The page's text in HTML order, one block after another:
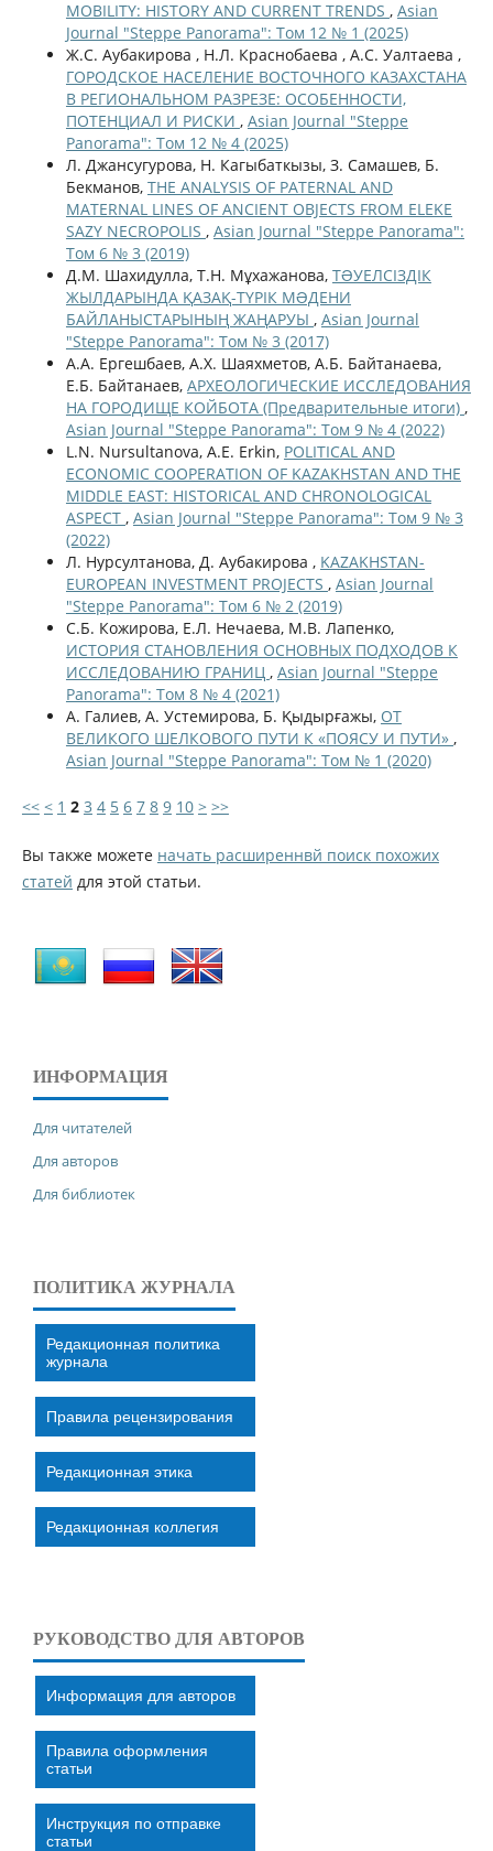
MOBILITY: HISTORY AND CURRENT TRENDS , Asian
Journal "Steppe Panorama": Том 12 № 1 (2025)
Ж.С. Аубакирова , Н.Л. Краснобаева , А.С. Уалтаева ,
ГОРОДСКОЕ НАСЕЛЕНИЕ ВОСТОЧНОГО КАЗАХСТАНА
В РЕГИОНАЛЬНОМ РАЗРЕЗЕ: ОСОБЕННОСТИ,
ПОТЕНЦИАЛ И РИСКИ , Asian Journal "Steppe
Panorama": Том 12 № 4 (2025)
Л. Джансугурова, Н. Кагыбаткызы, З. Самашев, Б.
Бекманов, THE ANALYSIS OF PATERNAL AND
MATERNAL LINES OF ANCIENT OBJECTS FROM ELEKE
SAZY NECROPOLIS , Asian Journal "Steppe Panorama":
Том 6 № 3 (2019)
Д.М. Шахидулла, Т.Н. Мұхажанова, ТƏУЕЛСІЗДІК
ЖЫЛДАРЫНДА ҚАЗАҚ-ТҮРІК МƏДЕНИ
БАЙЛАНЫСТАРЫНЫҢ ЖАҢАРУЫ , Asian Journal
"Steppe Panorama": Том № 3 (2017)
А.А. Ергешбаев, А.Х. Шаяхметов, А.Б. Байтанаева,
Е.Б. Байтанаев, АРХЕОЛОГИЧЕСКИЕ ИССЛЕДОВАНИЯ
НА ГОРОДИЩЕ КОЙБОТА (Предварительные итоги) ,
Asian Journal "Steppe Panorama": Том 9 № 4 (2022)
L.N. Nursultanova, A.E. Erkin, POLITICAL AND
ECONOMIC COOPERATION OF KAZAKHSTAN AND THE
MIDDLE EAST: HISTORICAL AND CHRONOLOGICAL
ASPECT , Asian Journal "Steppe Panorama": Том 9 № 3
(2022)
Л. Нурсултанова, Д. Аубакирова , KAZAKHSTAN-
EUROPEAN INVESTMENT PROJECTS , Asian Journal
"Steppe Panorama": Том 6 № 2 (2019)
С.Б. Кожирова, Е.Л. Нечаева, М.В. Лапенко,
ИСТОРИЯ СТАНОВЛЕНИЯ ОСНОВНЫХ ПОДХОДОВ К
ИССЛЕДОВАНИЮ ГРАНИЦ , Asian Journal "Steppe
Panorama": Том 8 № 4 (2021)
А. Галиев, А. Устемирова, Б. Қыдырғажы, ОТ
ВЕЛИКОГО ШЕЛКОВОГО ПУТИ К «ПОЯСУ И ПУТИ» ,
Asian Journal "Steppe Panorama": Том № 1 (2020)
<< < 1 2 3 4 5 6 7 8 9 10 > >>
Вы также можете начать расширеннвй поиск похожих
статей для этой статьи.
ИНФОРМАЦИЯ
Для читателей
Для авторов
Для библиотек
ПОЛИТИКА ЖУРНАЛА
Редакционная политика
журнала
Правила рецензирования
Редакционная этика
Редакционная коллегия
РУКОВОДСТВО ДЛЯ АВТОРОВ
Информация для авторов
Правила оформления
статьи
Инструкция по отправке
статьи